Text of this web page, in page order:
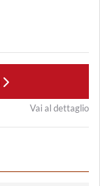
Vai al dettaglio